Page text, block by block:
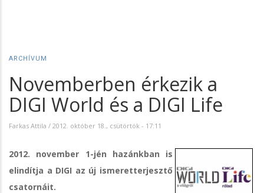
ARCHÍVUM
Novemberben érkezik a
DIGI World és a DIGI Life
Farkas Attila / 2012. október 18., csütörtök - 17:11
2012. november 1-jén hazánkban is
elindítja a DIGI az új ismeretterjesztő
csatornáit.